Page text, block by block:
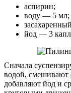
аспирин;
воду — 5 мл;
йод — 3
Сначала
водой, смешивают
добавляют йод и